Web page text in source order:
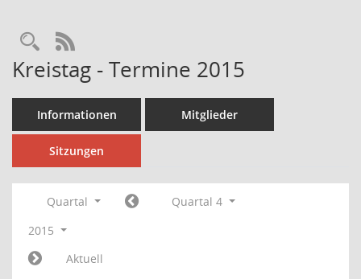
Rechercheauswahl
RSS-Feed
Kreistag - Termine 2015
Informationen Mitglieder
Sitzungen
Quartal
Quartal 4
2015
Aktuell